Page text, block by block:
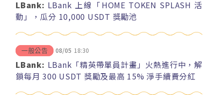
LBank: LBank 上線「HOME TOKEN SPLASH 活
動」，瓜分 10,000 USDT 獎勵池
一般公告 08/05 18:30
LBank: LBank「精英帶單員計畫」火熱進行中，解
鎖每月 300 USDT 獎勵及最高 15% 淨手續費分紅